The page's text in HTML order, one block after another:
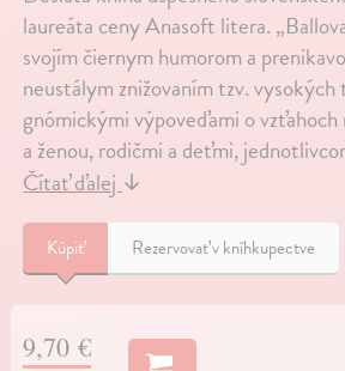
laureáta ceny Anasoft litera.
svojím čiernym humorom a
neustálym znižovaním tzv.
gnómickými výpoveďami o vzťahoch
a ženou, rodičmi a deťmi,
Čítať ďalej ↓
Kúpiť Rezervovať v kníhkupectve
9,70 €